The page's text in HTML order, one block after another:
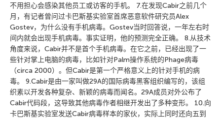
不用担心会感染其他员工或访客的手机。 7.在发现Cabir之前几个
月，有记者曾问过卡巴斯基实验室首席恶意软件研究员Alex
Gostev，为什么没有手机病毒。Gostev当时回答说，一年左右时
间内就会出现手机病毒。事实证明，他的预测完全正确。 8.从技术
角度来说，Cabir并不是首个手机病毒。在它之前，已经出现了一
些针对掌上电脑的病毒，比如针对Palm操作系统的Phage病毒
（circa 2000）。但Cabir是第一个严格意义上的针对手机的病
毒。 9.Cabir是由一家叫做29A的国际病毒黑客组织编写的，该组
织素以开发各种复杂、新颖的病毒而闻名。29A成员对外公布了
Cabir代码段，这导致其他病毒作者相继开发出了多种变形。 10.向
卡巴斯基实验室发送Cabir病毒样本的家伙，实际上同时还向五到